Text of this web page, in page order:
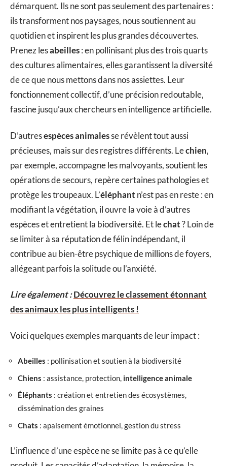
démarquent. Ils ne sont pas seulement des partenaires :
ils transforment nos paysages, nous soutiennent au
quotidien et inspirent les plus grandes découvertes.
Prenez lesabeilles: en pollinisant plus des trois quarts
des cultures alimentaires, elles garantissent la diversité
de ce que nous mettons dans nos assiettes. Leur
fonctionnement collectif, d’une précision redoutable,
fascine jusqu’aux chercheurs en intelligence artificielle.
D’autresespèces animalesse révèlent tout aussi
précieuses, mais sur des registres différents. Lechien,
par exemple, accompagne les malvoyants, soutient les
opérations de secours, repère certaines pathologies et
protège les troupeaux. L’éléphant n’est pas en reste : en
modifiant la végétation, il ouvre la voie à d’autres
espèces et entretient la biodiversité. Et lechat? Loin de
se limiter à sa réputation de félin indépendant, il
contribue au bien-être psychique de millions de foyers,
allégeant parfois la solitude ou l’anxiété.
Lire également :Découvrez le classement étonnant
des animaux les plus intelligents !
Voici quelques exemples marquants de leur impact :
Abeilles : pollinisation et soutien à la biodiversité
Chiens : assistance, protection, intelligence animale
Éléphants : création et entretien des écosystèmes,
dissémination des graines
Chats : apaisement émotionnel, gestion du stress
L’influence d’une espèce ne se limite pas à ce qu’elle